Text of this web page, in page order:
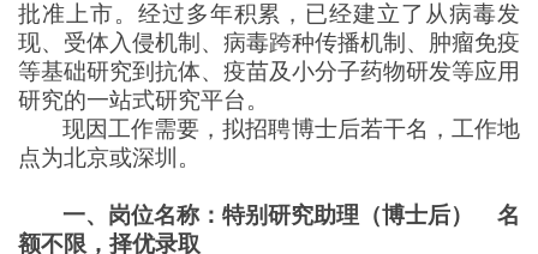
批准上市。经过多年积累，已经建立了从病毒发
现、受体入侵机制、病毒跨种传播机制、肿瘤免疫
等基础研究到抗体、疫苗及小分子药物研发等应用
研究的一站式研究平台。
现因工作需要，拟招聘博士后若干名，工作地
点为北京或深圳。
一、岗位名称：特别研究助理（博士后） 名
额不限 ， 择优录取